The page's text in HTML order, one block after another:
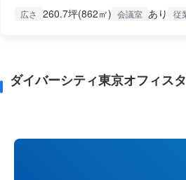
広さ 260.7坪(862㎡) 会議室 あり 従
ダイバーシティ東京オフィス